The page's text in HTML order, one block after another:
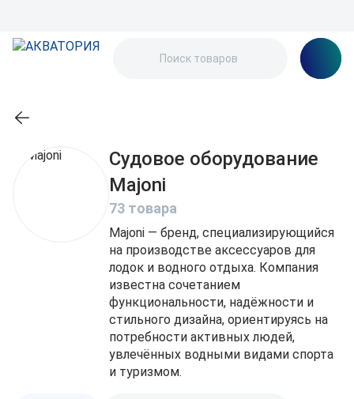
Судовое оборудование
Majoni
73 товара
Majoni — бренд, специализирующийся
на производстве аксессуаров для
лодок и водного отдыха. Компания
известна сочетанием
функциональности, надёжности и
стильного дизайна, ориентируясь на
потребности активных людей,
увлечённых водными видами спорта
и туризмом.